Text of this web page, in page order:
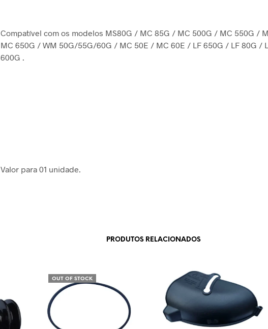
Compatível com os modelos MS80G / MC 85G / MC 500G / MC 550G /
MC 650G / WM 50G/55G/60G / MC 50E / MC 60E / LF 650G / LF 80G /
600G .
Valor para 01 unidade.
PRODUTOS RELACIONADOS
OUT OF STOCK